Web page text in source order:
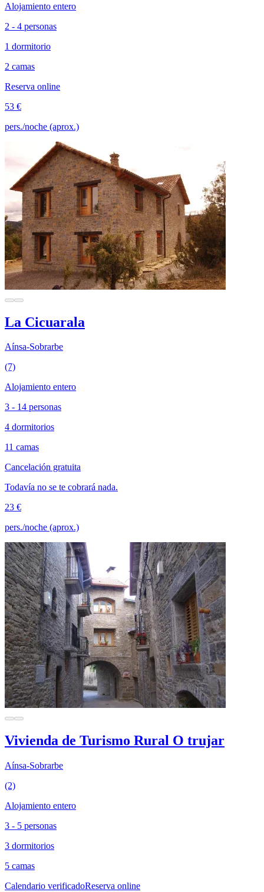
Alojamiento entero
2 - 4 personas
1 dormitorio
2 camas
Reserva online
53 €
pers./noche (aprox.)
La Cicuarala
Aínsa-Sobrarbe
(7)
Alojamiento entero
3 - 14 personas
4 dormitorios
11 camas
Cancelación gratuita
Todavía no se te cobrará nada.
23 €
pers./noche (aprox.)
Vivienda de Turismo Rural O trujar
Aínsa-Sobrarbe
(2)
Alojamiento entero
3 - 5 personas
3 dormitorios
5 camas
Calendario verificadoReserva online